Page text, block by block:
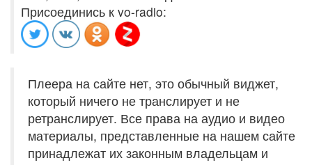
Присоединись к vo-radio:
Плеера на сайте нет, это обычный виджет,
который ничего не транслирует и не
ретранслирует. Все права на аудио и видео
материалы, представленные на нашем сайте
принадлежат их законным владельцам и